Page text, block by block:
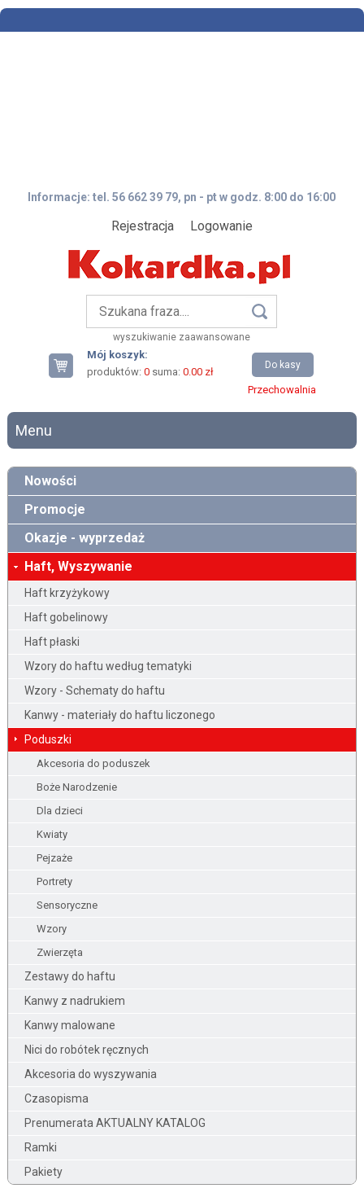
Informacje: tel. 56 662 39 79, pn - pt w godz. 8:00 do 16:00
Rejestracja Logowanie
wyszukiwanie zaawansowane
Mój koszyk:
produktów: 0suma: 0.00 zł
Do kasy
Przechowalnia
Menu
Nowości
Promocje
Okazje - wyprzedaż
Haft, Wyszywanie
Haft krzyżykowy
Haft gobelinowy
Haft płaski
Wzory do haftu według tematyki
Wzory - Schematy do haftu
Kanwy - materiały do haftu liczonego
Poduszki
Akcesoria do poduszek
Boże Narodzenie
Dla dzieci
Kwiaty
Pejzaże
Portrety
Sensoryczne
Wzory
Zwierzęta
Zestawy do haftu
Kanwy z nadrukiem
Kanwy malowane
Nici do robótek ręcznych
Akcesoria do wyszywania
Czasopisma
Prenumerata AKTUALNY KATALOG
Ramki
Pakiety